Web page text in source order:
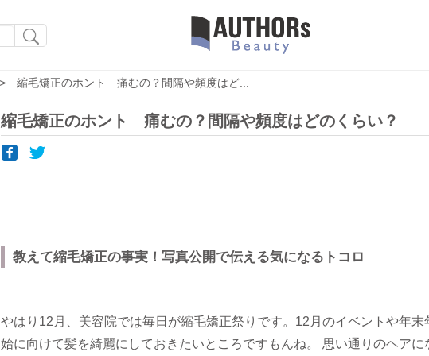
縮毛矯正のホント 痛むの？間隔や頻度はど...
縮毛矯正のホント 痛むの？間隔や頻度はどのくらい？
教えて縮毛矯正の事実！写真公開で伝える気になるトコロ
やはり12月、美容院では毎日が縮毛矯正祭りです。12月のイベントや年末
始に向けて髪を綺麗にしておきたいところですもんね。 思い通りのヘアに